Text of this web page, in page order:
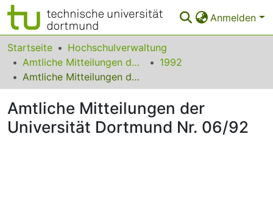
Anmelden
Bereiche & Sammlungen
Das gesamte Repositorium
FAQ
Startseite
Hochschulverwaltung
Amtliche Mitteilungen der Technischen Universität Dortmund
1992
Amtliche Mitteilungen der Universität Dortmund Nr. 06/92
Amtliche Mitteilungen der
Universität Dortmund Nr. 06/92